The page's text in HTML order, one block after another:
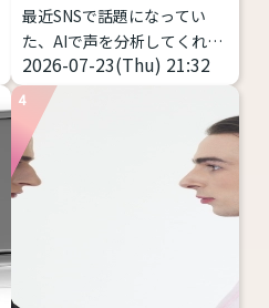
た...
最近SNSで話題になってい
た、AIで声を分析してくれる
サイトを試してみました！ 声
の高さだけじゃなく、「響
き」や「共鳴」なども分析し
てくれるアプリです。 こちら
からどうぞ https://voice-
impression-
2026-07-23(Thu) 21:32
4